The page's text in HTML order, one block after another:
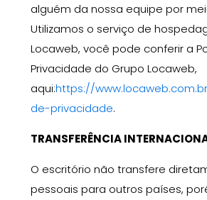
alguém da nossa equipe por
Utilizamos o serviço de
Locaweb, você pode conferir a
Privacidade do Grupo Locaweb,
aqui:https://
de-privacidade.
TRANSFERÊNCIA
O escritório não transfere
pessoais para outros países,